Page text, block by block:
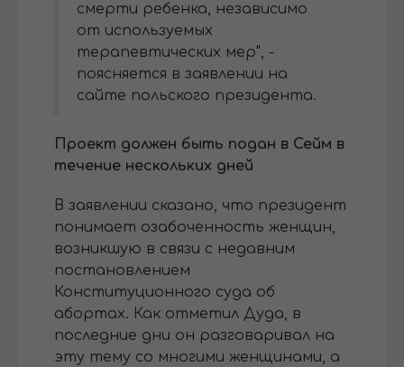
смерти ребенка, независимо
от используемых
терапевтических мер", -
поясняется в заявлении на
сайте польского президента.
Проект должен быть подан в Сейм в
течение нескольких дней
В заявлении сказано, что президент
понимает озабоченность женщин,
возникшую в связи с недавним
постановлением
Конституционного суда об
абортах. Как отметил Дуда, в
последние дни он разговаривал на
эту тему со многими женщинами, а